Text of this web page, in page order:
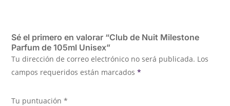
Sé el primero en valorar “Club de Nuit Milestone
Parfum de 105ml Unisex”
Tu dirección de correo electrónico no será publicada. Los
campos requeridos están marcados*
Tu puntuación*